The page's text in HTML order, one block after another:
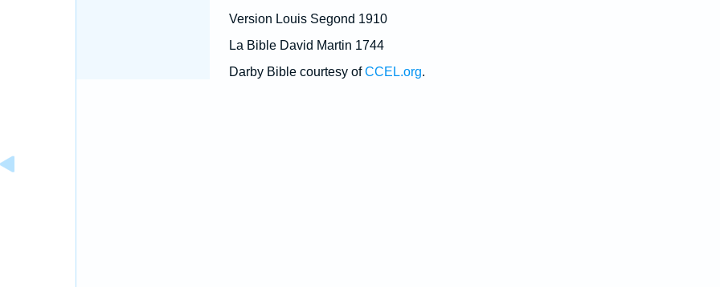
Version Louis Segond 1910
La Bible David Martin 1744
Darby Bible courtesy ofCCEL.org.